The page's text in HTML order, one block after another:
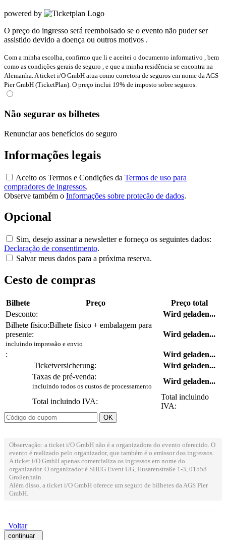
powered by
O preço do ingresso será reembolsado se o evento não puder ser
assistido devido a doença ou outros motivos .
Com a minha escolha, confirmo que li e aceitei o documento informativo , bem
como as condições gerais de seguro , e que a minha residência se encontra na
Alemanha. A ticket i/O GmbH atua como corretora de seguros em nome da AGS
Pier GmbH (TicketPlan). O preço inclui 19% de imposto sobre seguros.
Não segurar os bilhetes
Renunciar aos benefícios do seguro
Informações legais
Aceito os Termos e Condições da Termos de uso para
compradores de ingressos.
Observe também o Informações sobre proteção de dados.
Opcional
Sim, desejo assinar a newsletter e forneço os seguintes dados:
Declaração de consentimento.
Salvar meus dados para a próxima reserva.
Cesto de compras
Bilhete Preço
Preço total
Desconto:
Wird geladen...
Bilhete físico:Bilhete físico + embalagem para
presente:
incluindo impressão e envio
Wird geladen...
:
Wird geladen...
Ticketversicherung:
Wird geladen...
Taxas de pré-venda:
incluindo todos os custos de processamento
Wird geladen...
Total incluindo IVA:
Total incluindo
IVA:
Observação: a ticket i/O GmbH não é a organizadora do evento oferecido. O
evento é realizado pelo organizador, que também é o emissor dos ingressos.
A ticket i/O GmbH apenas comercializa os ingressos em nome do
organizador. O organizador é SHEG Event UG, Husarenstraße 1-3, 01558
Großenhain
Além disso, a ticket i/O GmbH oferece um seguro de bilhetes da AGS Pier
GmbH.
Voltar
continuar